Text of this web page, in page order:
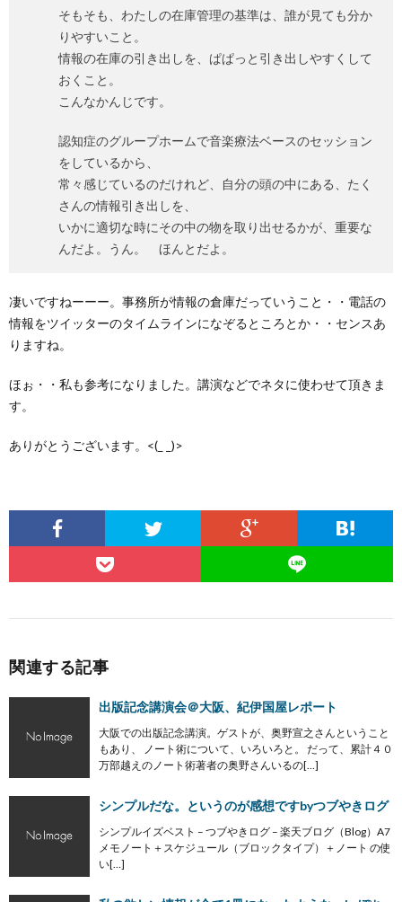
そもそも、わたしの在庫管理の基準は、誰が見ても分か
りやすいこと。
情報の在庫の引き出しを、ぱぱっと引き出しやすくして
おくこと。
こんなかんじです。
認知症のグループホームで音楽療法ベースのセッション
をしているから、
常々感じているのだけれど、自分の頭の中にある、たく
さんの情報引き出しを、
いかに適切な時にその中の物を取り出せるかが、重要な
んだよ。うん。 ほんとだよ。
凄いですねーーー。事務所が情報の倉庫だっていうこと・・電話の
情報をツイッターのタイムラインになぞるところとか・・センスあ
りますね。
ほぉ・・私も参考になりました。講演などでネタに使わせて頂きま
す。
ありがとうございます。<(_ _)>
関連する記事
出版記念講演会＠大阪、紀伊国屋レポート
大阪での出版記念講演。ゲストが、奥野宣之さんということ
もあり、 ノート術について、いろいろと。 だって、累計４０
万部越えのノート術著者の奥野さんいるの[…]
シンプルだな。というのが感想ですbyつブやきログ
シンプルイズベスト – つブやきログ – 楽天ブログ（Blog）A7
メモノート＋スケジュール（ブロックタイプ）＋ノート の使
い[…]